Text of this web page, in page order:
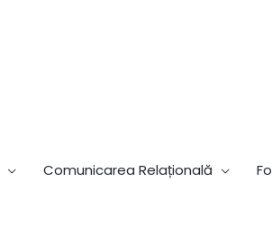
Comunicarea Relațională